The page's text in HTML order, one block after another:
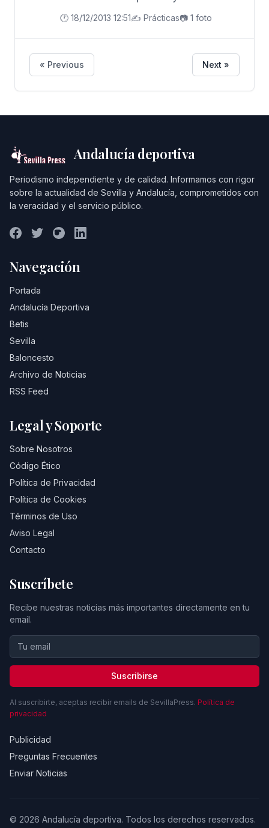
los ciudadanos de la ciudad sureña
Unidos más populares y
glamurosos. La limusina entró en la
de Noviembre de 1963. Conducía el
secreto Bill Greer, junto a él John
Conally, Nellie su esposa-, el
presidente John F.Kennedy y su
esposa Jacqueline. Avanzaba
lentamente por las calles de la
ciudad texana de Dallas, saludando
ciudadanos de la ciudad sureña que
más populares y glamurosos. La
presidente John F.Kennedy y su
esposa Jacqueline.
🕐 18/12/2013 12:51✍️ Prácticas📷 1 foto
« Previous Next »
Andalucía deportiva
Periodismo independiente y de calidad. Informamos con rigor
sobre la actualidad de Sevilla y Andalucía, comprometidos con
la veracidad y el servicio público.
Navegación
Portada
Andalucía Deportiva
Betis
Sevilla
Baloncesto
Archivo de Noticias
RSS Feed
Legal y Soporte
Sobre Nosotros
Código Ético
Política de Privacidad
Política de Cookies
Términos de Uso
Aviso Legal
Contacto
Suscríbete
Recibe nuestras noticias más importantes directamente en tu
email.
Suscribirse
Al suscribirte, aceptas recibir emails de SevillaPress. Política de
privacidad
Publicidad
Preguntas Frecuentes
Enviar Noticias
© 2026 Andalucía deportiva. Todos los derechos reservados.